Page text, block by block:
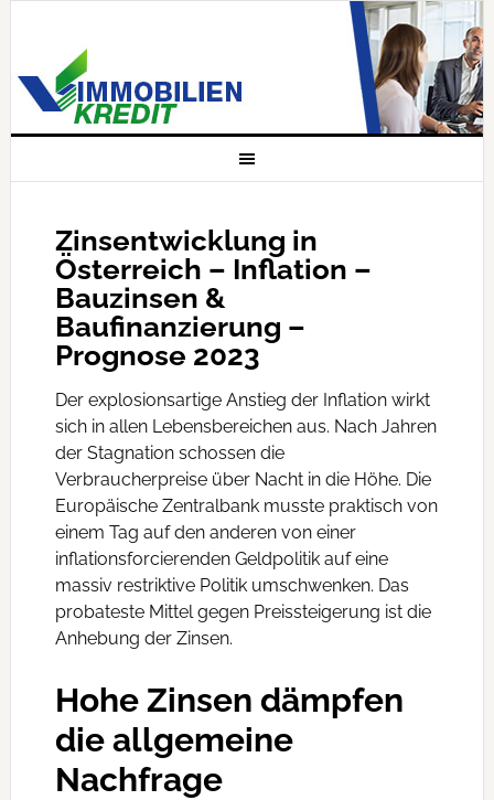
Zinsentwicklung in
Österreich – Inflation –
Bauzinsen &
Baufinanzierung –
Prognose 2023
Der explosionsartige Anstieg der Inflation wirkt
sich in allen Lebensbereichen aus. Nach Jahren
der Stagnation schossen die
Verbraucherpreise über Nacht in die Höhe. Die
Europäische Zentralbank musste praktisch von
einem Tag auf den anderen von einer
inflationsforcierenden Geldpolitik auf eine
massiv restriktive Politik umschwenken. Das
probateste Mittel gegen Preissteigerung ist die
Anhebung der Zinsen.
Hohe Zinsen dämpfen
die allgemeine
Nachfrage